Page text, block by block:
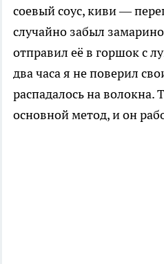
соевый соус, киви —
случайно забыл
отправил её в горшок с
два часа я не поверил
распадалось на волокна.
основной метод, и он